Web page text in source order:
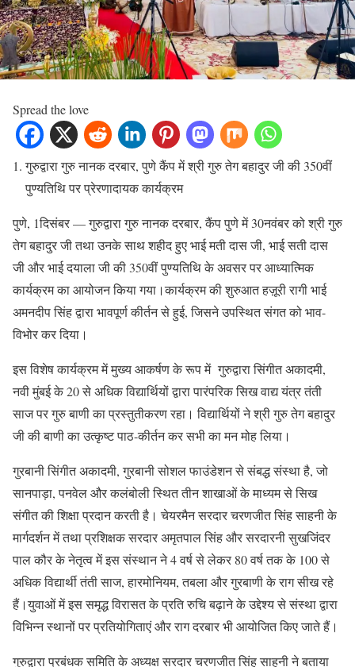
Spread the love
गुरुद्वारा गुरु नानक दरबार, पुणे कैंप में श्री गुरु तेग बहादुर जी की 350वीं
पुण्यतिथि पर प्रेरणादायक कार्यक्रम
पुणे, 1दिसंबर — गुरुद्वारा गुरु नानक दरबार, कैंप पुणे में 30नवंबर को श्री गुरु
तेग बहादुर जी तथा उनके साथ शहीद हुए भाई मती दास जी, भाई सती दास
जी और भाई दयाला जी की 350वीं पुण्यतिथि के अवसर पर आध्यात्मिक
कार्यक्रम का आयोजन किया गया।कार्यक्रम की शुरुआत हज़ूरी रागी भाई
अमनदीप सिंह द्वारा भावपूर्ण कीर्तन से हुई, जिसने उपस्थित संगत को भाव-
विभोर कर दिया।
इस विशेष कार्यक्रम में मुख्य आकर्षण के रूप में गुरुद्वारा सिंगीत अकादमी,
नवी मुंबई के 20 से अधिक विद्यार्थियों द्वारा पारंपरिक सिख वाद्य यंत्र तंती
साज पर गुरु बाणी का प्रस्तुतीकरण रहा। विद्यार्थियों ने श्री गुरु तेग बहादुर
जी की बाणी का उत्कृष्ट पाठ-कीर्तन कर सभी का मन मोह लिया।
गुरबानी सिंगीत अकादमी, गुरबानी सोशल फाउंडेशन से संबद्ध संस्था है, जो
सानपाड़ा, पनवेल और कलंबोली स्थित तीन शाखाओं के माध्यम से सिख
संगीत की शिक्षा प्रदान करती है। चेयरमैन सरदार चरणजीत सिंह साहनी के
मार्गदर्शन में तथा प्रशिक्षक सरदार अमृतपाल सिंह और सरदारनी सुखजिंदर
पाल कौर के नेतृत्व में इस संस्थान ने 4 वर्ष से लेकर 80 वर्ष तक के 100 से
अधिक विद्यार्थी तंती साज, हारमोनियम, तबला और गुरबाणी के राग सीख रहे
हैं।युवाओं में इस समृद्ध विरासत के प्रति रुचि बढ़ाने के उद्देश्य से संस्था द्वारा
विभिन्न स्थानों पर प्रतियोगिताएं और राग दरबार भी आयोजित किए जाते हैं।
गुरुद्वारा प्रबंधक समिति के अध्यक्ष सरदार चरणजीत सिंह साहनी ने बताया